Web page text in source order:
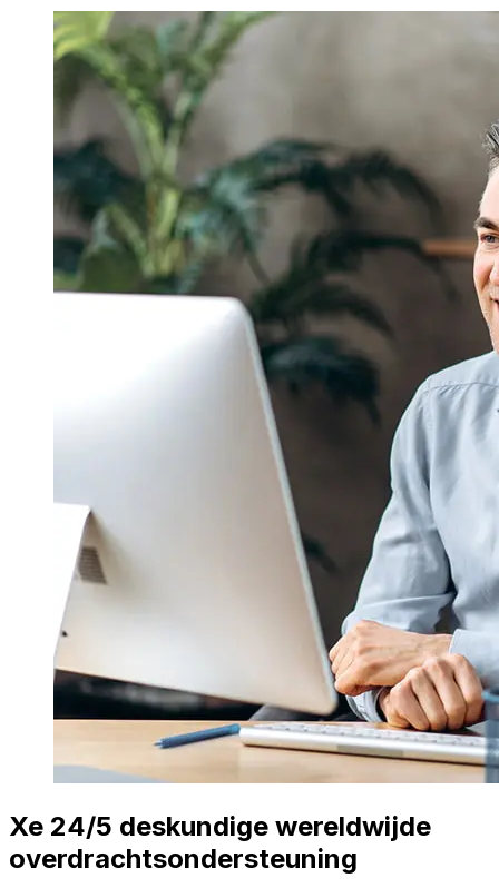
Xe 24/5 deskundige wereldwijde
overdrachtsondersteuning